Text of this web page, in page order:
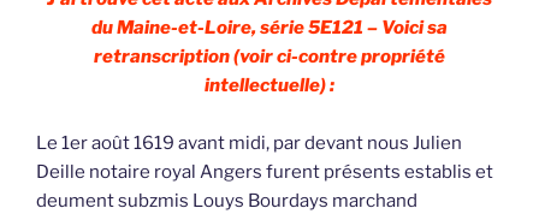
du Maine-et-Loire, série 5E121 – Voici sa
retranscription (voir ci-contre propriété
intellectuelle) :
Le 1er août 1619 avant midi, par devant nous Julien
Deille notaire royal Angers furent présents establis et
deument subzmis Louys Bourdays marchand